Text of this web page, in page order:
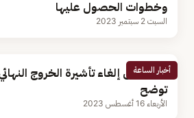
وخطوات الحصول عليها
السبت 2 سبتمبر 2023
أخبار الساعة
هل يمكن إلغاء تأشيرة الخروج
توضح
الأربعاء 16 أغسطس 2023